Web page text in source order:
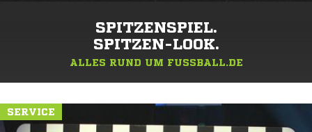
SPITZENSPIEL.
SPITZEN-LOOK.
ALLES RUND UM FUSSBALL.DE
SERVICE